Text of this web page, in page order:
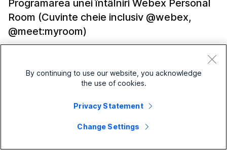
Programarea unei întâlniri Webex Personal
Room (Cuvinte cheie inclusiv @webex,
@meet:myroom)
Calendarul hibrid nu adaugă detalii despre Webex
intrare Webex (de exemplu, adăugate cu
Instrumentele de productivitate sau manual de
către organizatorul întâlnirii). Organizatorul întâlnirii
poate șterge manual orice linkuri de intrare
adăugate anterior, astfel încât Hybrid Calendar să
By continuing to use our website, you acknowledge
the use of cookies.
Privacy Statement
Change Settings